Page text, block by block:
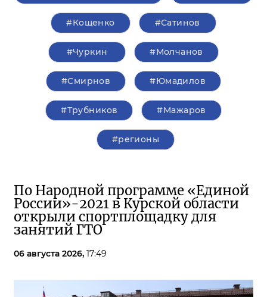
#Кощенко #Сатинов
#Чуркин #Молчанов
#Смирнов #Юмадилов
#Трубников #Мажаров
#регионы
По Народной программе «Единой
России»-2021 в Курской области
открыли спортплощадку для
занятий ГТО
06 августа 2026, 17:49